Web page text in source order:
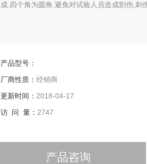
成.四个角为圆角.避免对试验人员造成割伤,刺
产品型号：
厂商性质： 经销商
更新时间： 2018-04-17
访 问 量： 2747
产品咨询